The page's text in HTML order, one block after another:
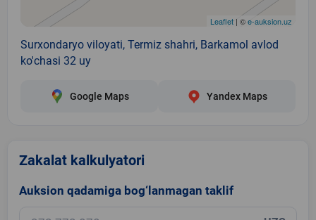
Leaflet | ©e-auksion.uz
Surxondaryo viloyati, Termiz shahri, Barkamol avlod
ko'chasi 32 uy
Google Maps Yandex Maps
Zakalat kalkulyatori
Auksion qadamiga bog‘lanmagan taklif